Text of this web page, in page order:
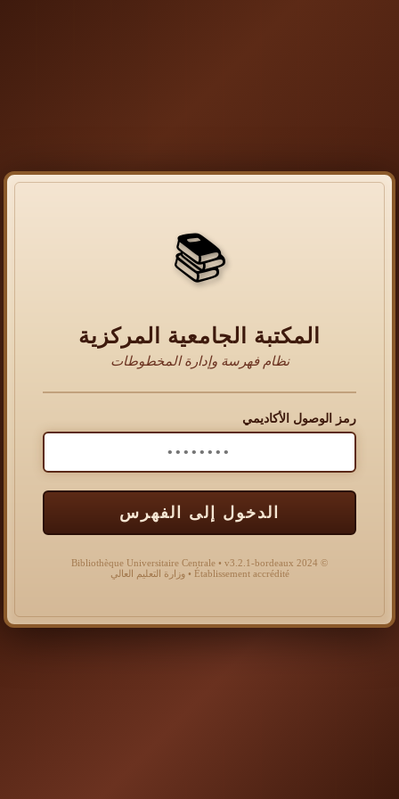
📚
المكتبة الجامعية المركزية
نظام فهرسة وإدارة المخطوطات
رمز الوصول الأكاديمي
الدخول إلى الفهرس
© 2024 Bibliothèque Universitaire Centrale • v3.2.1-bordeaux
Établissement accrédité • وزارة التعليم العالي